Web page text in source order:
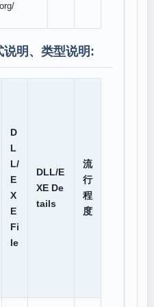
说明、类型说明:
D
L
L/
E
X
E
Fi
le
DLL/E
XE De
tails
流
行
程
度